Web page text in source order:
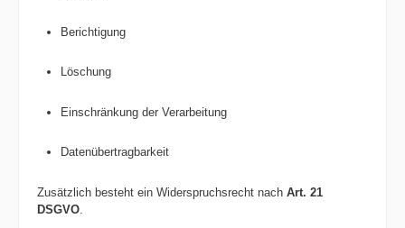
Berichtigung
Löschung
Einschränkung der Verarbeitung
Datenübertragbarkeit
Zusätzlich besteht ein Widerspruchsrecht nach Art. 21
DSGVO.